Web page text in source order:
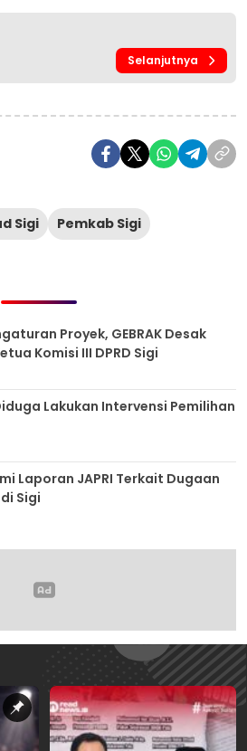
Selanjutnya
Sigi
Pemkab Sigi
Proyek, GEBRAK Desak
Komisi III DPRD Sigi
Lakukan Intervensi Pemilihan
Laporan JAPRI Terkait Dugaan
Sigi